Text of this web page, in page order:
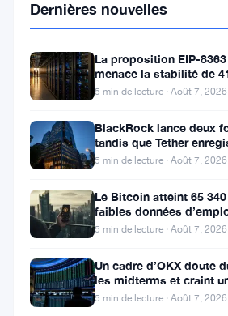
Dans
développement
révolutionnaire,
monde
technologie
est
Dernières nouvelles
La proposition EIP-8363
menace la stabilité de
stakés et de la DeFi
5 min de lecture · Août 7, 2026
BlackRock lance deux
tandis que Tether
bénéfices au T2
5 min de lecture · Août 7, 2026
Le Bitcoin atteint 65
faibles données
une hausse des taux en
5 min de lecture · Août 7, 2026
Un cadre d’OKX doute
les midterms et craint
à 55 000 $
5 min de lecture · Août 7, 2026